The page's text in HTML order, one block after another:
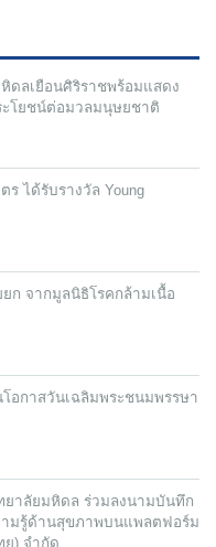
ดลเยือนศิริราชพร้อมแสดง
ะโยชน์ต่อมวลมนุษยชาติ
ได้รับรางวัล Young
ก จากมูลนิธิโรคกล้ามเนื้อ
โอกาสวันเฉลิมพระชนมพรรษา
าลัยมหิดล ร่วมลงนามบันทึก
ามรู้ด้านสุขภาพบนแพลตฟอร์ม
ย) จํากัด